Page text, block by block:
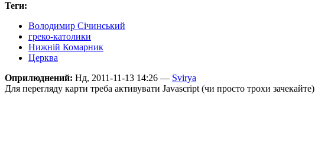
Теги:
Володимир Січинський
греко-католики
Нижній Комарник
Церква
Оприлюднений: Нд, 2011-11-13 14:26 — Svirya
Для перегляду карти треба активувати Javascript (чи просто трохи зачекайте)